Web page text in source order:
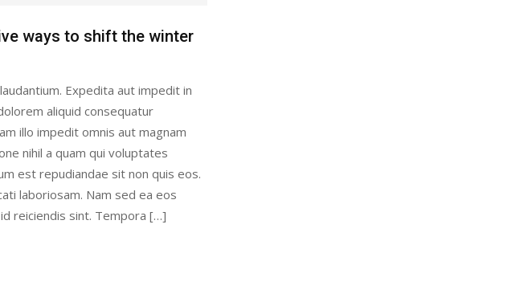
ways to shift the winter
Expedita aut impedit in
aliquid consequatur
illo impedit omnis aut magnam
nihil a quam qui voluptates
est repudiandae sit non quis eos.
laboriosam. Nam sed ea eos
reiciendis sint. Tempora […]